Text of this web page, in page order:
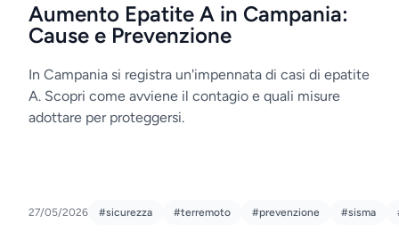
Aumento Epatite A in Campania:
Cause e Prevenzione
In Campania si registra un'impennata di casi di epatite
A. Scopri come avviene il contagio e quali misure
adottare per proteggersi.
27/05/2026 #sicurezza #terremoto #prevenzione #sisma